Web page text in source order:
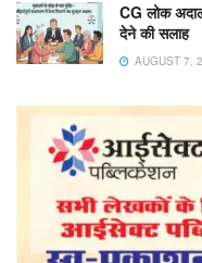
CG लोक
देने की सलाह
AUGUST 7,